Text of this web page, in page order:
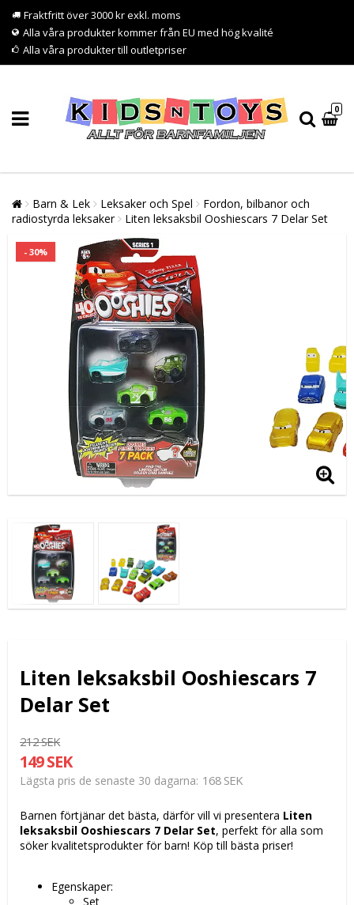
Fraktfritt över 3000 kr exkl. moms
Alla våra produkter kommer från EU med hög kvalité
Alla våra produkter till outletpriser
0
Barn & Lek Leksaker och Spel
Fordon, bilbanor och
radiostyrda leksaker
Liten leksaksbil Ooshiescars 7 Delar Set
- 30%
Liten leksaksbil Ooshiescars 7
Delar Set
212 SEK
149 SEK
Lägsta pris de senaste 30 dagarna 168 SEK
Barnen förtjänar det bästa, därför vill vi presentera Liten
leksaksbil Ooshiescars 7 Delar Set, perfekt för alla som
söker kvalitetsprodukter för barn! Köptill bästa priser!
Egenskaper:
Set